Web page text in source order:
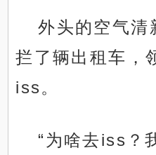
外头的空气清
拦了辆出租车，
iss。
“为啥去iss？